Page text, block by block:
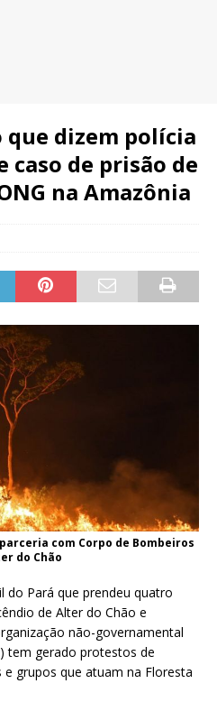
que dizem polícia
caso de prisão de
na Amazônia
com Corpo de Bombeiros
do Chão
do Pará que prendeu quatro
de Alter do Chão e
não-governamental
tem gerado protestos de
grupos que atuam na Floresta